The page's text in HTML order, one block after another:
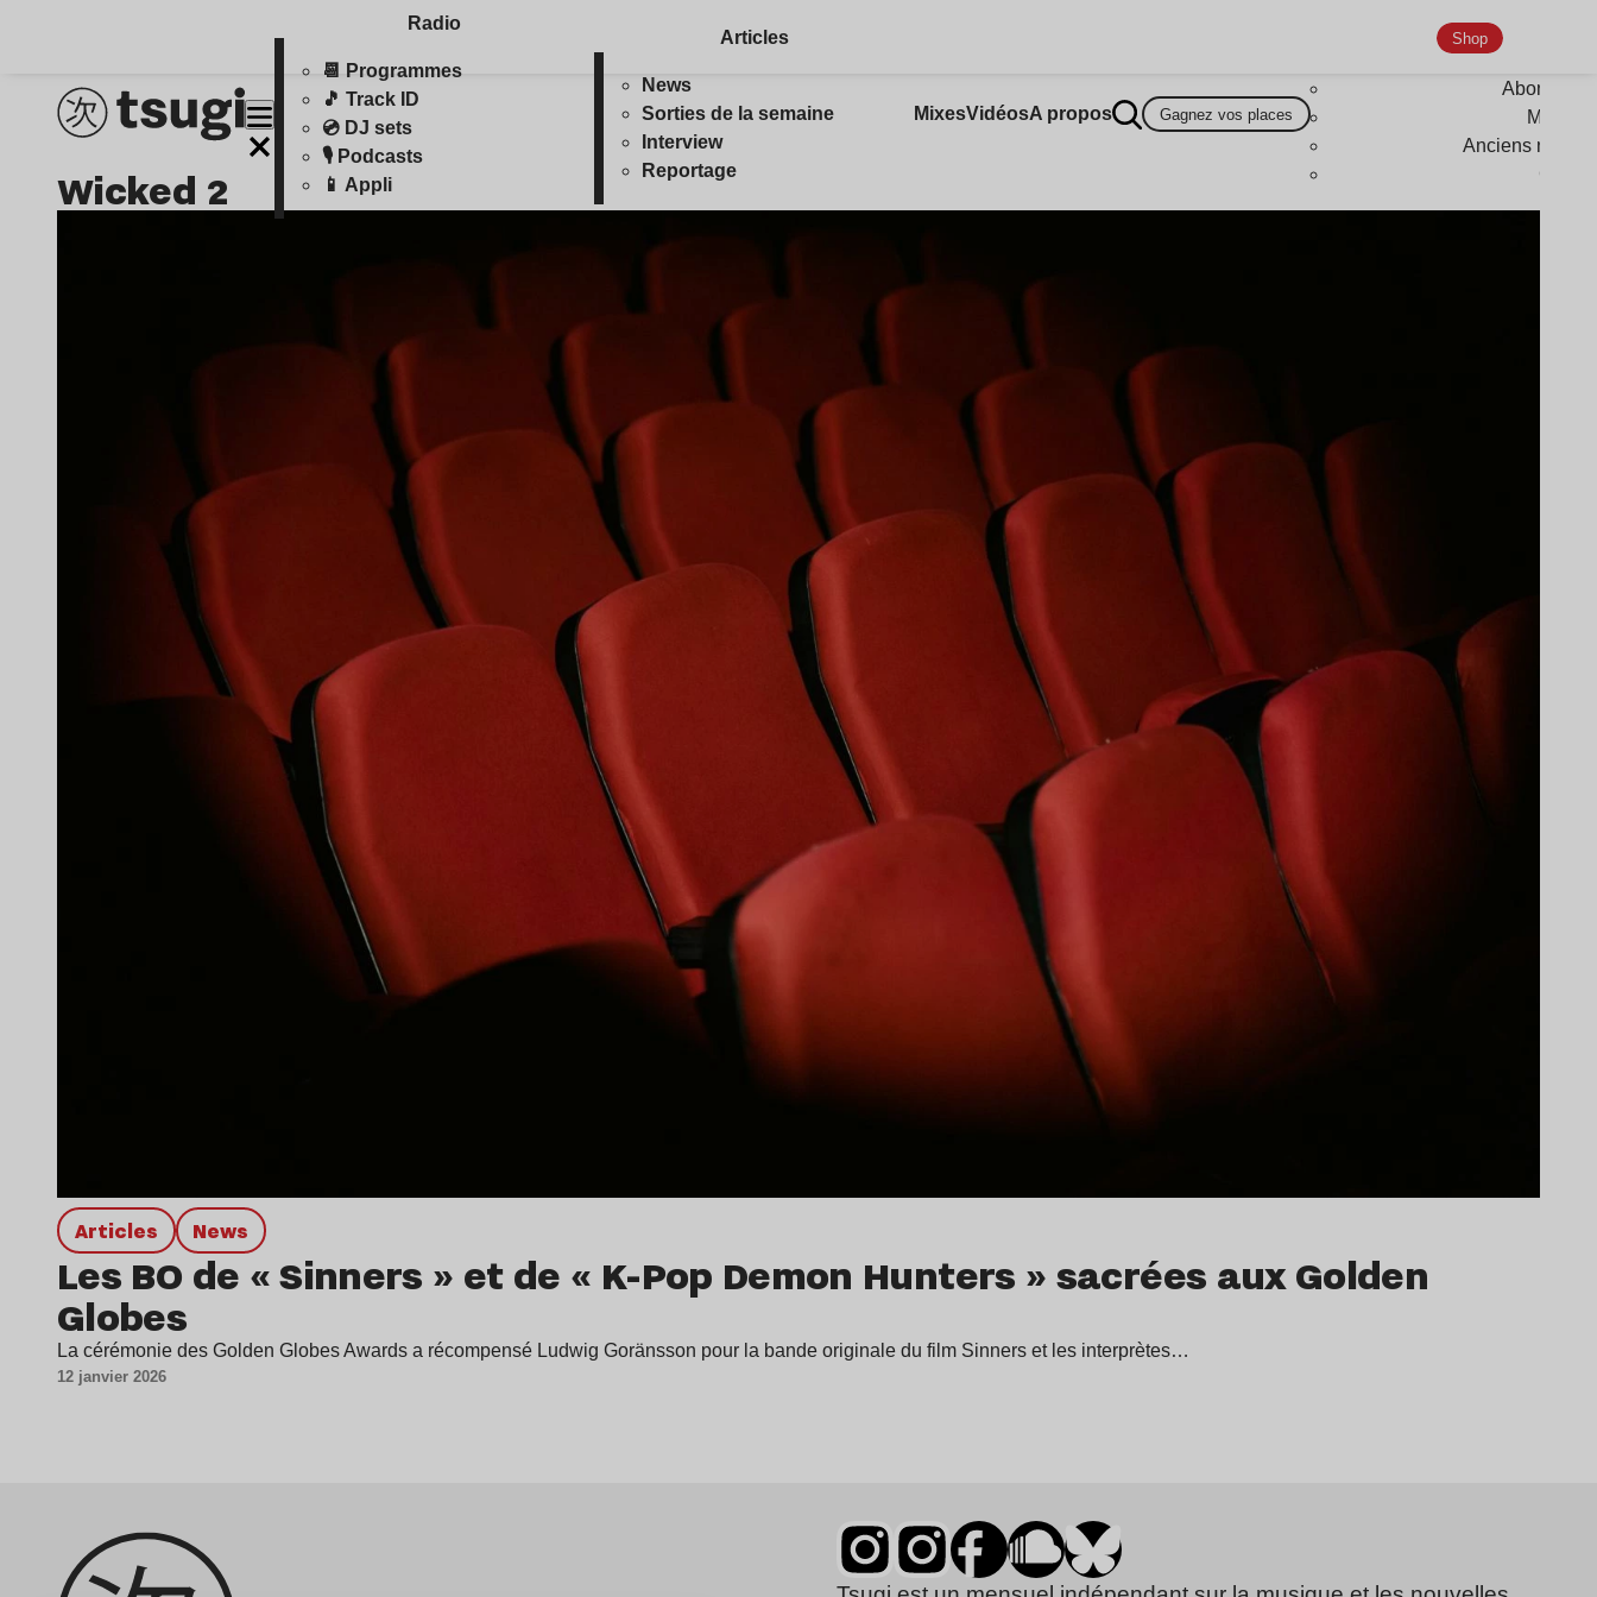
Radio
📆 Programmes
🎵 Track ID
💿 DJ sets
🎙️ Podcasts
📱 Appli
Articles
News
Sorties de la semaine
Interview
Reportage
MixesVidéosA propos Gagnez vos places
Shop
Anciens
wicked 2
Articles news
Les BO de « Sinners » et de « K-Pop Demon Hunters » sacrées aux Golden
Globes
La cérémonie des Golden Globes Awards a récompensé Ludwig Goränsson pour la bande originale du film Sinners et les interprètes…
12 janvier 2026